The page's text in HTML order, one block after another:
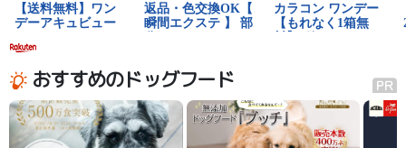
おすすめのドッグフード